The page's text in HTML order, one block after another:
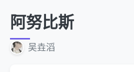
阿努比斯
吴垚滔